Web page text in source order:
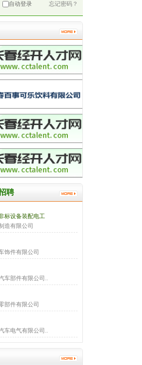
自动登录 忘记密码？
聘
标设备装配电工
造有限公司
饰件有限公司
车部件有限公司..
部件有限公司
车电气有限公司..